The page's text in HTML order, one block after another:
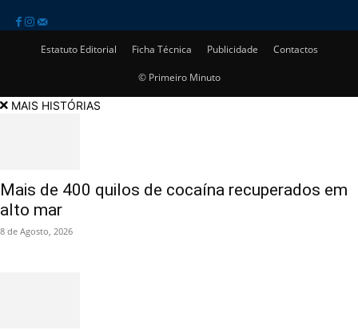
Estatuto Editorial Ficha Técnica Publicidade Contactos
© Primeiro Minuto
MAIS HISTÓRIAS
Mais de 400 quilos de cocaína recuperados em
alto mar
8 de Agosto, 2026